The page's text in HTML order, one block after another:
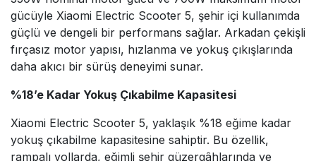
gücüyle Xiaomi Electric Scooter 5, şehir içi kullanımda
güçlü ve dengeli bir performans sağlar. Arkadan çekişli
fırçasız motor yapısı, hızlanma ve yokuş çıkışlarında
daha akıcı bir sürüş deneyimi sunar.
%18’e Kadar Yokuş Çıkabilme Kapasitesi
Xiaomi Electric Scooter 5, yaklaşık %18 eğime kadar
yokuş çıkabilme kapasitesine sahiptir. Bu özellik,
rampalı yollarda, eğimli şehir güzergâhlarında ve